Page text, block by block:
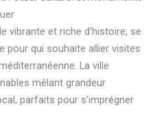
vibrante et riche d’histoire, se
pour qui souhaite allier visites
La ville
mêlant grandeur
parfaits pour s’imprégner